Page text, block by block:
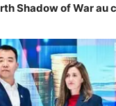
Shadow of War au